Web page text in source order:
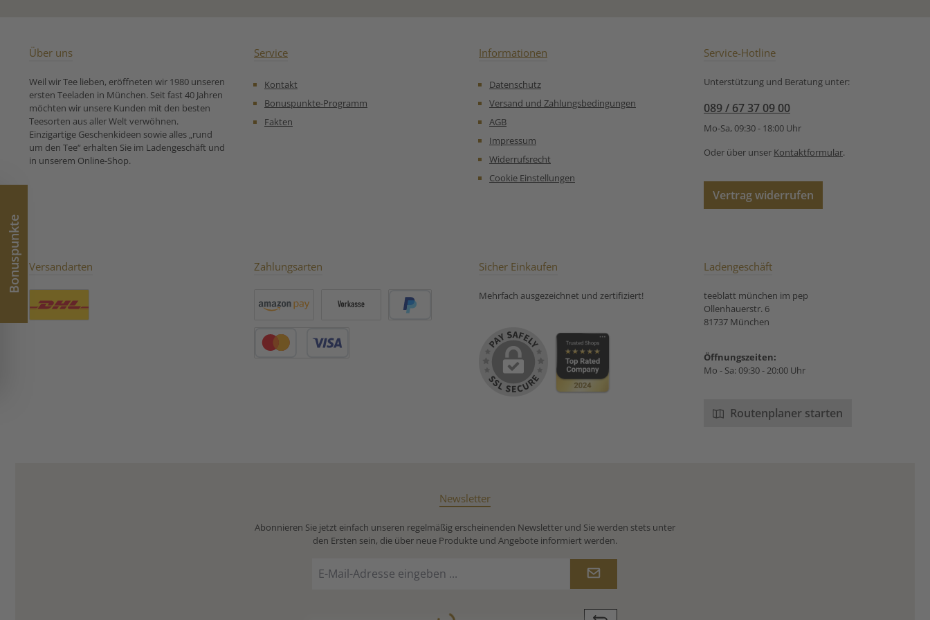
different blends, you can
Zutaten: Schwarzer Tee 250g
Unsere
Zubereitungsempfehlung
für Schwarzer Tee Yorkshire
Tea, Leaf Tea
Morgen, aber auch zu jeder
Spritzer Zitrone.
Zutaten:Schwarzer Tee aus
Ceylon (Sri Lanka)*,
Schwarzer Tee aus
Über uns
Weil wir Tee lieben, eröffneten wir 1980 unseren
ersten Teeladen in München. Seit fast 40 Jahren
möchten wir unsere Kunden mit den besten
Teesorten aus aller Welt verwöhnen.
Einzigartige Geschenkideen sowie alles „rund
um den Tee“ erhalten Sie im Ladengeschäft und
in unserem Online-Shop.
Service
Kontakt
Bonuspunkte-Programm
Fakten
Informationen
Datenschutz
Versand und Zahlungsbedingungen
AGB
Impressum
Widerrufsrecht
Cookie Einstellungen
Service-Hotline
Unterstützung und Beratung unter:
089 / 67 37 09 00
Mo-Sa, 09:30 - 18:00 Uhr
Oder über unser Kontaktformular.
Vertrag widerrufen
Versandarten Zahlungsarten Sicher Einkaufen
Mehrfach ausgezeichnet und zertifiziert!
Ladengeschäft
teeblatt münchen im pep
Ollenhauerstr. 6
81737 München
Öffnungszeiten:
Mo - Sa: 09:30 - 20:00 Uhr
Routenplaner starten
Newsletter
Abonnieren Sie jetzt einfach unseren regelmäßig erscheinenden Newsletter und Sie werden stets unter
den Ersten sein, die über neue Produkte und Angebote informiert werden.
Mail-
Loading...
Bonuspunkte